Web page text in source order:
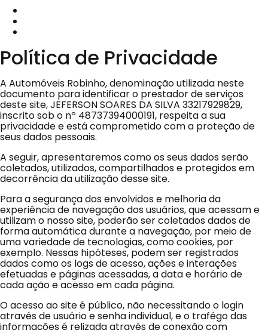
Política de Privacidade
A Automóveis Robinho, denominação utilizada neste
documento para identificar o prestador de serviços
deste site,JEFERSON SOARES DA SILVA 33217929829,
inscrito sob o nº 48737394000191, respeita a sua
privacidade e está comprometido com a proteção de
seus dados pessoais.
A seguir, apresentaremos como os seus dados serão
coletados, utilizados, compartilhados e protegidos em
decorrência da utilização desse site.
Para a segurança dos envolvidos e melhoria da
experiência de navegação dos usuários, que acessam e
utilizam o nosso site, poderão ser coletados dados de
forma automática durante a navegação, por meio de
uma variedade de tecnologias, como cookies, por
exemplo. Nessas hipóteses, podem ser registrados
dados como os logs de acesso, ações e interações
efetuadas e páginas acessadas, a data e horário de
cada ação e acesso em cada página.
O acesso ao siteé público, não necessitando o login
através de usuário e senha individual, e o trafégo das
informações é relizada através de conexão com